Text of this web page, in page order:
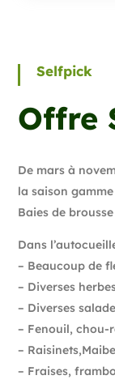
Selfpick
Offre
De mars à
la saison
Baies de
Dans
– Beaucoup de
– Diverses
– Diverses
– Fenouil, chou-
–
– Fraises,